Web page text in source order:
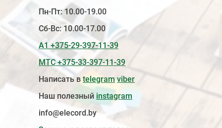
Пн-Пт: 10.00-19.00
Сб-Вс: 10.00-17.00
А1 +375-29-397-11-39
МТС +375-33-397-11-39
Написать в telegram viber
Наш полезный instagram
info@elecord.by